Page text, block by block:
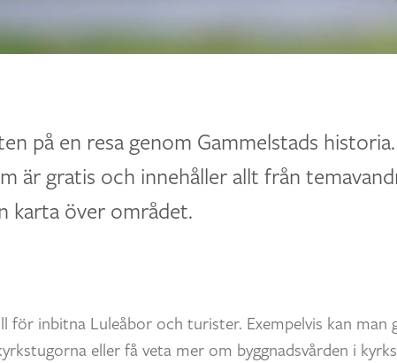
på en resa genom Gammelstads
är gratis och innehåller allt från
karta över området.
för inbitna Luleåbor och turister. Exempelvis kan man
eller få veta mer om byggnadsvården i